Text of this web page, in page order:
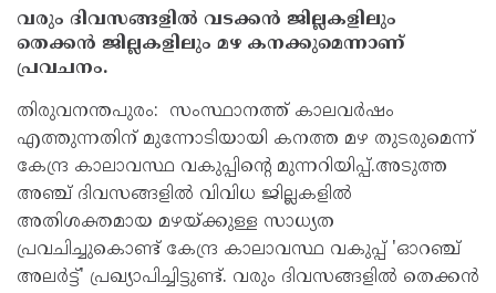
വരും ദിവസങ്ങളില്‍ വടക്കൻ ജില്ലകളിലും
തെക്കൻ ജില്ലകളിലും മഴ കനക്കുമെന്നാണ്
പ്രവചനം.
തിരുവനന്തപുരം: സംസ്ഥാനത്ത് കാലവർഷം
എത്തുന്നതിന് മുന്നോടിയായി കനത്ത മഴ തുടരുമെന്ന്
കേന്ദ്ര കാലാവസ്ഥ വകുപ്പിന്റെ മുന്നറിയിപ്പ്.അടുത്ത
അഞ്ച് ദിവസങ്ങളില്‍ വിവിധ ജില്ലകളില്‍
അതിശക്തമായ മഴയ്ക്കുള്ള സാധ്യത
പ്രവചിച്ചുകൊണ്ട് കേന്ദ്ര കാലാവസ്ഥ വകുപ്പ് 'ഓറഞ്ച്
അലർട്ട്' പ്രഖ്യാപിച്ചിട്ടുണ്ട്. വരും ദിവസങ്ങളില്‍ തെക്കൻ